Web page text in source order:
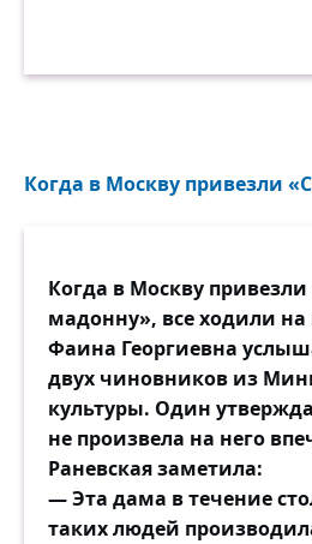
Когда в Москву привезли
Когда в Москву
мадонну», все ходили на
Фаина Георгиевна
двух чиновников из
культуры. Один
не произвела на него
Раневская заметила:
— Эта дама в течение
таких людей